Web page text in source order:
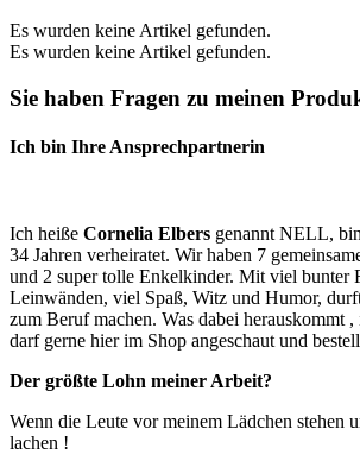
Es wurden keine Artikel gefunden.
Es wurden keine Artikel gefunden.
Sie haben Fragen zu meinen
Ich bin Ihre Ansprechpartnerin
Ich heiße Cornelia Elbers genannt NELL,
34 Jahren verheiratet. Wir haben 7
und 2 super tolle Enkelkinder. Mit viel bunter
Leinwänden, viel Spaß, Witz und Humor,
zum Beruf machen. Was dabei herauskommt
darf gerne hier im Shop angeschaut und
Der größte Lohn meiner Arbeit?
Wenn die Leute vor meinem Lädchen stehen
lachen !